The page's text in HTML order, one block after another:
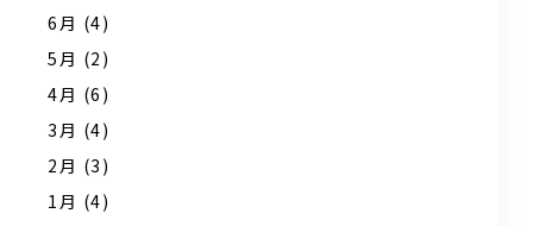
6月 (4)
5月 (2)
4月 (6)
3月 (4)
2月 (3)
1月 (4)